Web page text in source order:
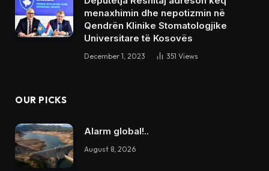
menaxhimin dhe nepotizmin në
Qendrën Klinike Stomatologjike
Universitare të Kosovës
December 1, 2023 351 Views
OUR PICKS
Alarm global!..
August 8, 2026